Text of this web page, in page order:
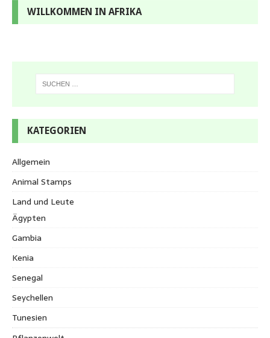
WILLKOMMEN IN AFRIKA
KATEGORIEN
Allgemein
Animal Stamps
Land und Leute
Ägypten
Gambia
Kenia
Senegal
Seychellen
Tunesien